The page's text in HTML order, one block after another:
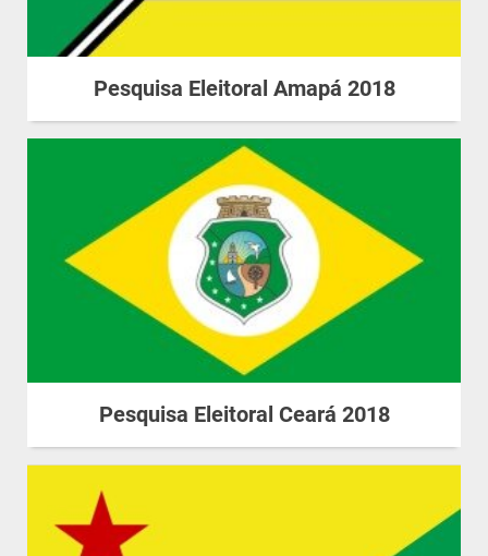
Pesquisa Eleitoral Amapá 2018
Pesquisa Eleitoral Ceará 2018